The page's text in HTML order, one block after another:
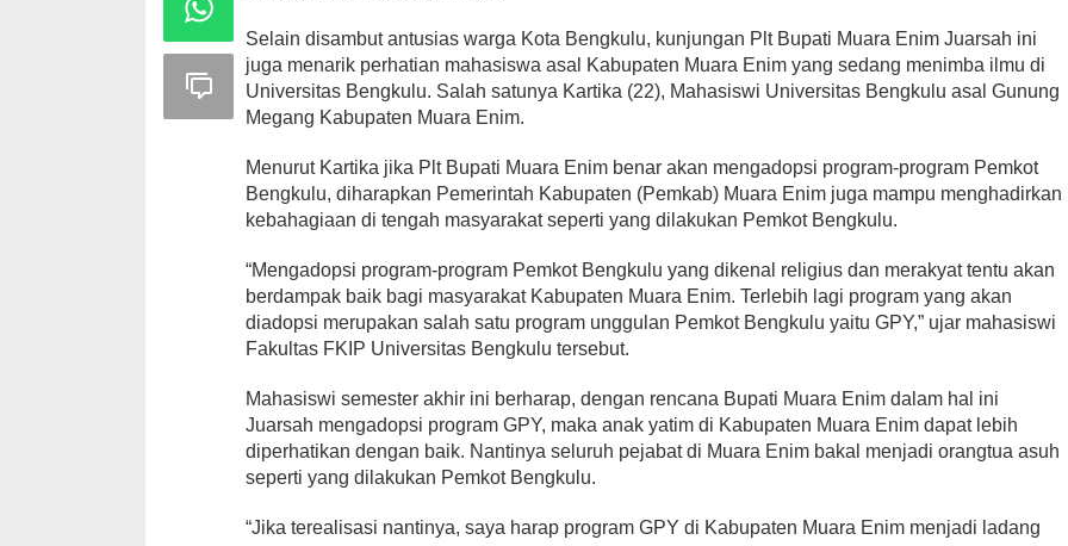
Selain disambut antusias warga Kota Bengkulu, kunjungan Plt Bupati Muara Enim Juarsah ini
juga menarik perhatian mahasiswa asal Kabupaten Muara Enim yang sedang menimba ilmu di
Universitas Bengkulu. Salah satunya Kartika (22), Mahasiswi Universitas Bengkulu asal Gunung
Megang Kabupaten Muara Enim.
Menurut Kartika jika Plt Bupati Muara Enim benar akan mengadopsi program-program Pemkot
Bengkulu, diharapkan Pemerintah Kabupaten (Pemkab) Muara Enim juga mampu menghadirkan
kebahagiaan di tengah masyarakat seperti yang dilakukan Pemkot Bengkulu.
“Mengadopsi program-program Pemkot Bengkulu yang dikenal religius dan merakyat tentu akan
berdampak baik bagi masyarakat Kabupaten Muara Enim. Terlebih lagi program yang akan
diadopsi merupakan salah satu program unggulan Pemkot Bengkulu yaitu GPY,” ujar mahasiswi
Fakultas FKIP Universitas Bengkulu tersebut.
Mahasiswi semester akhir ini berharap, dengan rencana Bupati Muara Enim dalam hal ini
Juarsah mengadopsi program GPY, maka anak yatim di Kabupaten Muara Enim dapat lebih
diperhatikan dengan baik. Nantinya seluruh pejabat di Muara Enim bakal menjadi orangtua asuh
seperti yang dilakukan Pemkot Bengkulu.
“Jika terealisasi nantinya, saya harap program GPY di Kabupaten Muara Enim menjadi ladang